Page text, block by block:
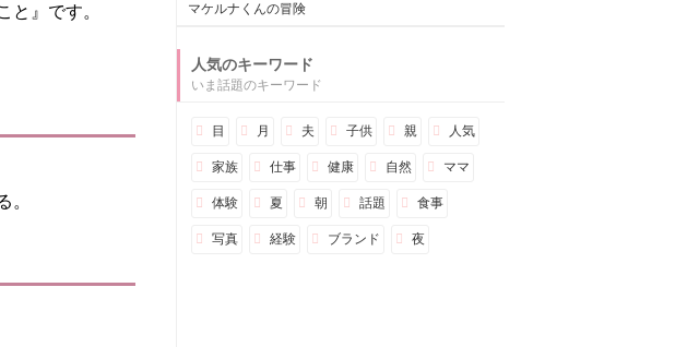
と』です。
。
マケルナくんの冒険
人気のキーワード
いま話題のキーワード
目 月 夫 子供 親 人気
家族 仕事 健康 自然 ママ
体験 夏 朝 話題 食事
写真 経験 ブランド 夜